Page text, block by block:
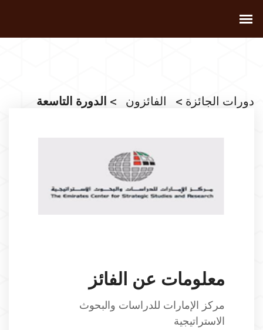
دورات الجائزة > الفائزون > الدورة التاسعة
معلومات عن الفائز
مركز الإمارات للدراسات والبحوث
الاستراتيجية